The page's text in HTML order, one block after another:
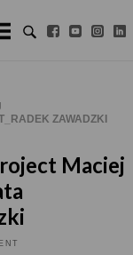
ZAWADZKI
Maciej